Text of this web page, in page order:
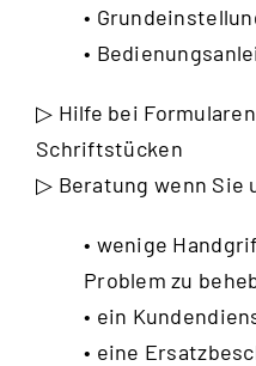
•
•
▷ Hilfe bei
Schriftstücken
▷ Beratung wenn Sie
• wenige
Problem zu
• ein
• eine